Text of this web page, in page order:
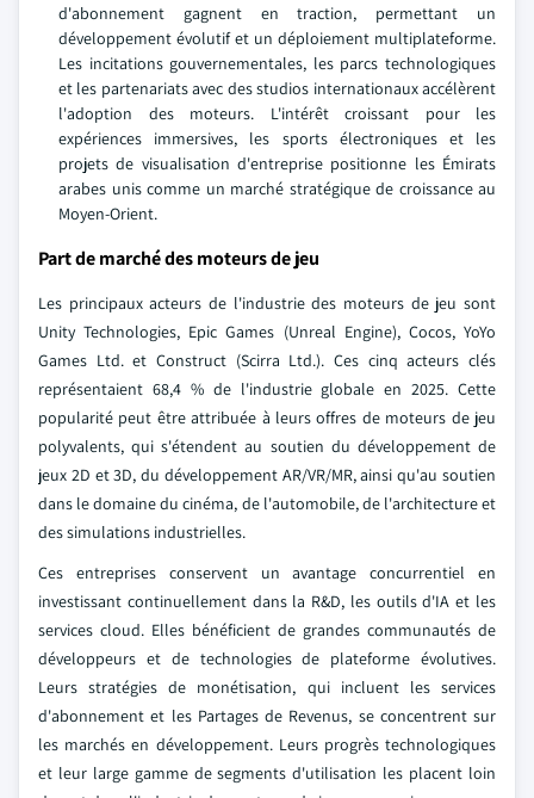
d'abonnement gagnent en traction, permettant un
développement évolutif et un déploiement multiplateforme.
Les incitations gouvernementales, les parcs technologiques
et les partenariats avec des studios internationaux accélèrent
l'adoption des moteurs. L'intérêt croissant pour les
expériences immersives, les sports électroniques et les
projets de visualisation d'entreprise positionne les Émirats
arabes unis comme un marché stratégique de croissance au
Moyen-Orient.
Part de marché des moteurs de jeu
Les principaux acteurs de l'industrie des moteurs de jeu sont
Unity Technologies, Epic Games (Unreal Engine), Cocos, YoYo
Games Ltd. et Construct (Scirra Ltd.). Ces cinq acteurs clés
représentaient 68,4 % de l'industrie globale en 2025. Cette
popularité peut être attribuée à leurs offres de moteurs de jeu
polyvalents, qui s'étendent au soutien du développement de
jeux 2D et 3D, du développement AR/VR/MR, ainsi qu'au soutien
dans le domaine du cinéma, de l'automobile, de l'architecture et
des simulations industrielles.
Ces entreprises conservent un avantage concurrentiel en
investissant continuellement dans la R&D, les outils d'IA et les
services cloud. Elles bénéficient de grandes communautés de
développeurs et de technologies de plateforme évolutives.
Leurs stratégies de monétisation, qui incluent les services
d'abonnement et les Partages de Revenus, se concentrent sur
les marchés en développement. Leurs progrès technologiques
et leur large gamme de segments d'utilisation les placent loin